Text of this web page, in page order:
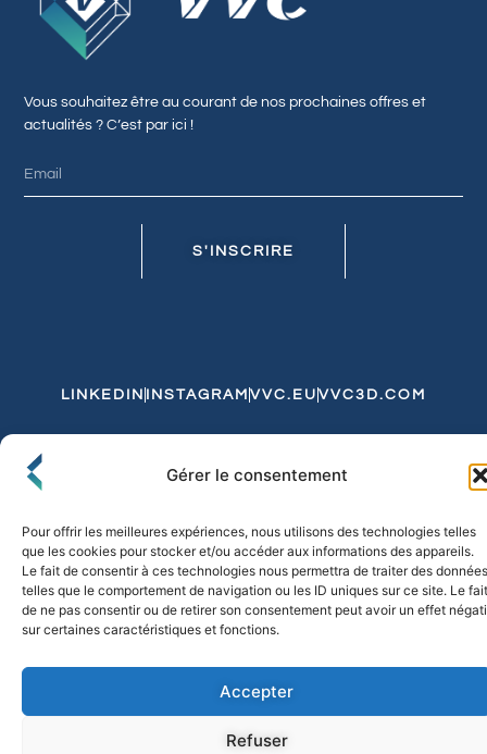
Gérer le consentement
Pour offrir les meilleures expériences, nous utilisons des technologies telles
que les cookies pour stocker et/ou accéder aux informations des appareils.
Le fait de consentir à ces technologies nous permettra de traiter des données
telles que le comportement de navigation ou les ID uniques sur ce site. Le fait
de ne pas consentir ou de retirer son consentement peut avoir un effet
sur certaines caractéristiques et fonctions.
Accepter
Refuser
Vous souhaitez être au courant de nos prochaines offres et
actualités ? C’est par ici !
S'INSCRIRE
LINKEDIN INSTAGRAM VVC.EU VVC3D.COM
Politique de Confidentialité et de CookiesExpédition et Livraison
© 2026 FLO & CO. All Rights Reserved